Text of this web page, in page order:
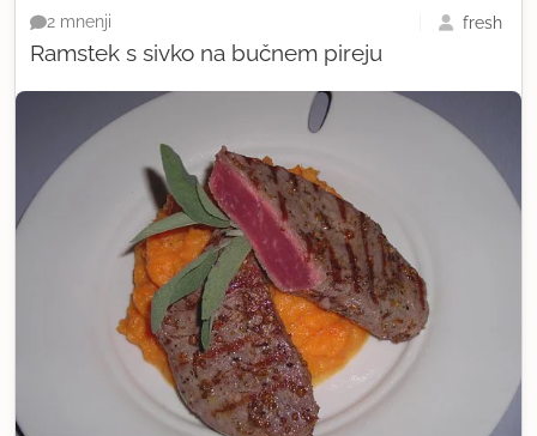
Ramstek s sivko na bučnem pireju
2 mnenji fresh